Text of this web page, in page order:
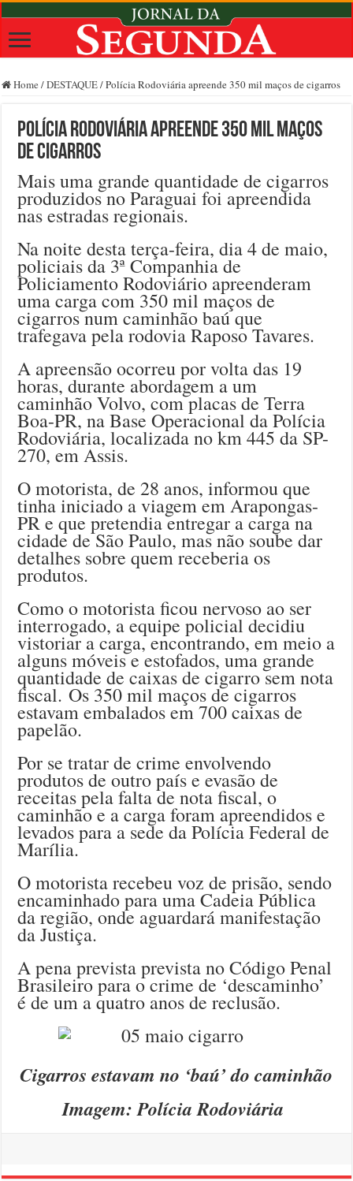
Home /DESTAQUE/Polícia Rodoviária apreende 350 mil maços de cigarros
Polícia Rodoviária apreende 350 mil maços
de cigarros
Mais uma grande quantidade de cigarros
produzidos no Paraguai foi apreendida
nas estradas regionais.
Na noite desta terça-feira, dia 4 de maio,
policiais da 3ª Companhia de
Policiamento Rodoviário apreenderam
uma carga com 350 mil maços de
cigarros num caminhão baú que
trafegava pela rodovia Raposo Tavares.
A apreensão ocorreu por volta das 19
horas, durante abordagem a um
caminhão Volvo, com placas de Terra
Boa-PR, na Base Operacional da Polícia
Rodoviária, localizada no km 445 da SP-
270, em Assis.
O motorista, de 28 anos, informou que
tinha iniciado a viagem em Arapongas-
PR e que pretendia entregar a carga na
cidade de São Paulo, mas não soube dar
detalhes sobre quem receberia os
produtos.
Como o motorista ficou nervoso ao ser
interrogado, a equipe policial decidiu
vistoriar a carga, encontrando, em meio a
alguns móveis e estofados, uma grande
quantidade de caixas de cigarro sem nota
fiscal. Os 350 mil maços de cigarros
estavam embalados em 700 caixas de
papelão.
Por se tratar de crime envolvendo
produtos de outro país e evasão de
receitas pela falta de nota fiscal, o
caminhão e a carga foram apreendidos e
levados para a sede da Polícia Federal de
Marília.
O motorista recebeu voz de prisão, sendo
encaminhado para uma Cadeia Pública
da região, onde aguardará manifestação
da Justiça.
A pena prevista prevista no Código Penal
Brasileiro para o crime de ‘descaminho’
é de um a quatro anos de reclusão.
Cigarros estavam no ‘baú’ do caminhão
Imagem: Polícia Rodoviária